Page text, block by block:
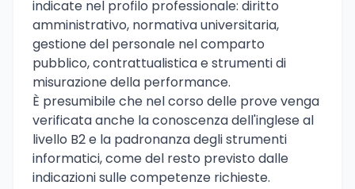
indicate nel profilo professionale: diritto
amministrativo, normativa universitaria,
gestione del personale nel comparto
pubblico, contrattualistica e strumenti di
misurazione della performance.
È presumibile che nel corso delle prove venga
verificata anche la conoscenza dell'inglese al
livello B2 e la padronanza degli strumenti
informatici, come del resto previsto dalle
indicazioni sulle competenze richieste.